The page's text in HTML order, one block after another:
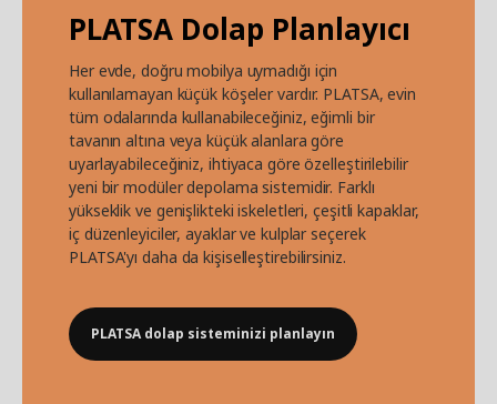
PLATSA Dolap Planlayıcı
Her evde, doğru mobilya uymadığı için
kullanılamayan küçük köşeler vardır. PLATSA, evin
tüm odalarında kullanabileceğiniz, eğimli bir
tavanın altına veya küçük alanlara göre
uyarlayabileceğiniz, ihtiyaca göre özelleştirilebilir
yeni bir modüler depolama sistemidir. Farklı
yükseklik ve genişlikteki iskeletleri, çeşitli kapaklar,
iç düzenleyiciler, ayaklar ve kulplar seçerek
PLATSA'yı daha da kişiselleştirebilirsiniz.
PLATSA dolap sisteminizi planlayın